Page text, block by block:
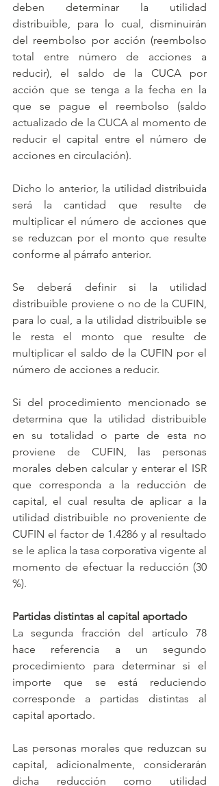
deben determinar la utilidad
distribuible, para lo cual, disminuirán
del reembolso por acción (reembolso
total entre número de acciones a
reducir), el saldo de la CUCA por
acción que se tenga a la fecha en la
que se pague el reembolso (saldo
actualizado de la CUCA al momento de
reducir el capital entre el número de
acciones en circulación).
Dicho lo anterior, la utilidad distribuida
será la cantidad que resulte de
multiplicar el número de acciones que
se reduzcan por el monto que resulte
conforme al párrafo anterior.
Se deberá definir si la utilidad
distribuible proviene o no de la CUFIN,
para lo cual, a la utilidad distribuible se
le resta el monto que resulte de
multiplicar el saldo de la CUFIN por el
número de acciones a reducir.
Si del procedimiento mencionado se
determina que la utilidad distribuible
en su totalidad o parte de esta no
proviene de CUFIN, las personas
morales deben calcular y enterar el ISR
que corresponda a la reducción de
capital, el cual resulta de aplicar a la
utilidad distribuible no proveniente de
CUFIN el factor de 1.4286 y al resultado
se le aplica la tasa corporativa vigente al
momento de efectuar la reducción (30
%).
Partidas distintas al capital aportado
La segunda fracción del artículo 78
hace referencia a un segundo
procedimiento para determinar si el
importe que se está reduciendo
corresponde a partidas distintas al
capital aportado.
Las personas morales que reduzcan su
capital, adicionalmente, considerarán
dicha reducción como utilidad